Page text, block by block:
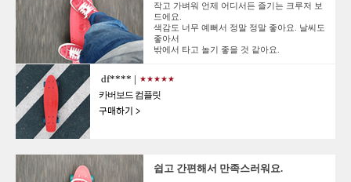
작고 가벼워 언제 어디서든 즐기는 크루저 보
드에요.
색감도 너무 예뻐서 정말 정말 좋아요. 날씨도
좋아서
밖에서 타고 놀기 좋을 것 같아요.
df**** | ★★★★★
카버보드 컴플릿
구매하기 >
쉽고 간편해서 만족스러워요.